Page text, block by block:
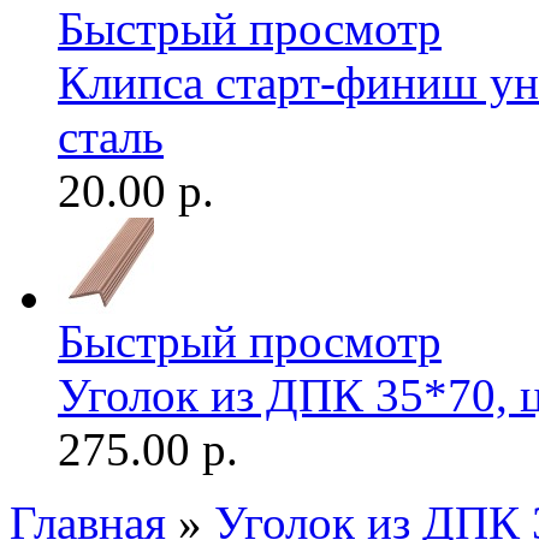
Быстрый просмотр
Клипса старт-финиш
сталь
20.00 р.
Быстрый просмотр
Уголок из ДПК 35*70,
275.00 р.
Главная » Уголок из ДПК